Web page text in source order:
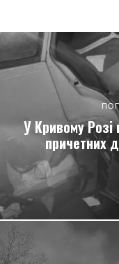
У Кривому Розі
причетних